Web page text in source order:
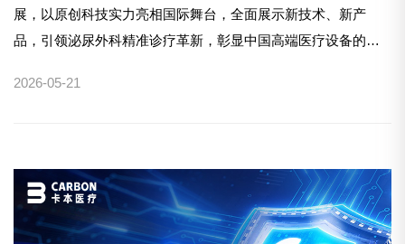
展，以原创科技实力亮相国际舞台，全面展示新技术、新产
品，引领泌尿外科精准诊疗革新，彰显中国高端医疗设备的全
2026-05-21